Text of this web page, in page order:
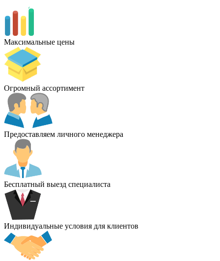
Максимальные цены
Огромный ассортимент
Предоставляем личного менеджера
Бесплатный выезд специалиста
Индивидуальные условия для клиентов